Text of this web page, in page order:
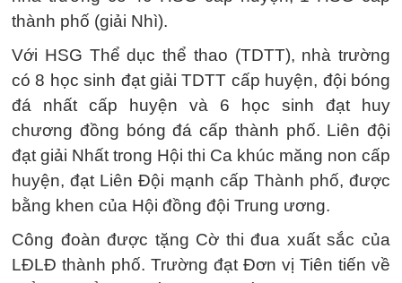
thành phố (giải Nhì).
Với HSG Thể dục thể thao (TDTT), nhà trường
có 8 học sinh đạt giải TDTT cấp huyện, đội bóng
đá nhất cấp huyện và 6 học sinh đạt huy
chương đồng bóng đá cấp thành phố. Liên đội
đạt giải Nhất trong Hội thi Ca khúc măng non cấp
huyện, đạt Liên Đội mạnh cấp Thành phố, được
bằng khen của Hội đồng đội Trung ương.
Công đoàn được tặng Cờ thi đua xuất sắc của
LĐLĐ thành phố. Trường đạt Đơn vị Tiên tiến về